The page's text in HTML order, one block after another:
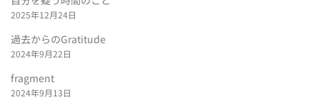
2025年12月24日
過去からのGratitude
2024年9月22日
fragment
2024年9月13日